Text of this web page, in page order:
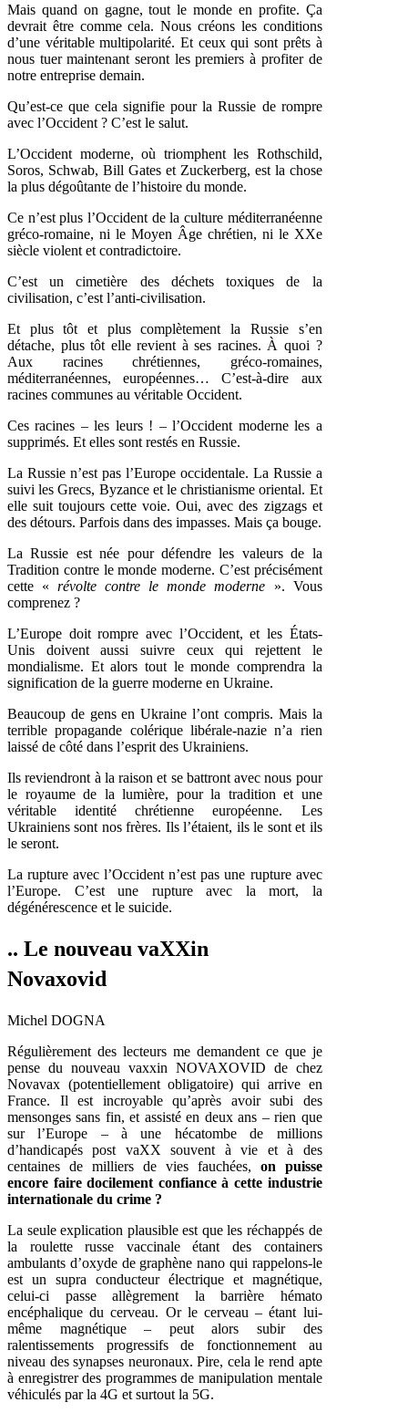
Mais quand on gagne, tout le monde en profite. Ça
devrait être comme cela. Nous créons les conditions
d’une véritable multipolarité. Et ceux qui sont prêts à
nous tuer maintenant seront les premiers à profiter de
notre entreprise demain.
Qu’est-ce que cela signifie pour la Russie de rompre
avec l’Occident ? C’est le salut.
L’Occident moderne, où triomphent les Rothschild,
Soros, Schwab, Bill Gates et Zuckerberg, est la chose
la plus dégoûtante de l’histoire du monde.
Ce n’est plus l’Occident de la culture méditerranéenne
gréco-romaine, ni le Moyen Âge chrétien, ni le XXe
siècle violent et contradictoire.
C’est un cimetière des déchets toxiques de la
civilisation, c’est l’anti-civilisation.
Et plus tôt et plus complètement la Russie s’en
détache, plus tôt elle revient à ses racines. À quoi ?
Aux racines chrétiennes, gréco-romaines,
méditerranéennes, européennes… C’est-à-dire aux
racines communes au véritable Occident.
Ces racines – les leurs ! – l’Occident moderne les a
supprimés. Et elles sont restés en Russie.
La Russie n’est pas l’Europe occidentale. La Russie a
suivi les Grecs, Byzance et le christianisme oriental. Et
elle suit toujours cette voie. Oui, avec des zigzags et
des détours. Parfois dans des impasses. Mais ça bouge.
La Russie est née pour défendre les valeurs de la
Tradition contre le monde moderne. C’est précisément
cette «révolte contre le monde moderne ». Vous
comprenez ?
L’Europe doit rompre avec l’Occident, et les États-
Unis doivent aussi suivre ceux qui rejettent le
mondialisme. Et alors tout le monde comprendra la
signification de la guerre moderne en Ukraine.
Beaucoup de gens en Ukraine l’ont compris. Mais la
terrible propagande colérique libérale-nazie n’a rien
laissé de côté dans l’esprit des Ukrainiens.
Ils reviendront à la raison et se battront avec nous pour
le royaume de la lumière, pour la tradition et une
véritable identité chrétienne européenne. Les
Ukrainiens sont nos frères. Ils l’étaient, ils le sont et ils
le seront.
La rupture avec l’Occident n’est pas une rupture avec
l’Europe. C’est une rupture avec la mort, la
dégénérescence et le suicide.
.. Le nouveau vaXXin
Novaxovid
Michel DOGNA
Régulièrement des lecteurs me demandent ce que je
pense du nouveau vaxxin NOVAXOVID de chez
Novavax (potentiellement obligatoire) qui arrive en
France. Il est incroyable qu’après avoir subi des
mensonges sans fin, et assisté en deux ans – rien que
sur l’Europe – à une hécatombe de millions
d’handicapés post vaXX souvent à vie et à des
centaines de milliers de vies fauchées, on puisse
encore faire docilement confiance à cette industrie
internationale du crime ?
La seule explication plausible est que les réchappés de
la roulette russe vaccinale étant des containers
ambulants d’oxyde de graphène nano qui rappelons-le
est un supra conducteur électrique et magnétique,
celui-ci passe allègrement la barrière hémato
encéphalique du cerveau. Or le cerveau – étant lui-
même magnétique – peut alors subir des
ralentissements progressifs de fonctionnement au
niveau des synapses neuronaux. Pire, cela le rend apte
à enregistrer des programmes de manipulation mentale
véhiculés par la 4G et surtout la 5G.